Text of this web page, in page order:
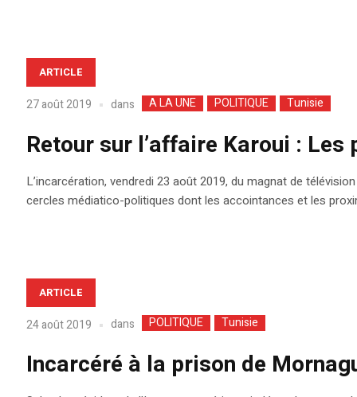
ARTICLE
27 août 2019 dans A LA UNE POLITIQUE Tunisie
Retour sur l’affaire Karoui :
L’incarcération, vendredi 23 août 2019, du magnat de
cercles médiatico-politiques dont les accointances et les
ARTICLE
24 août 2019 dans POLITIQUE Tunisie
Incarcéré à la prison de